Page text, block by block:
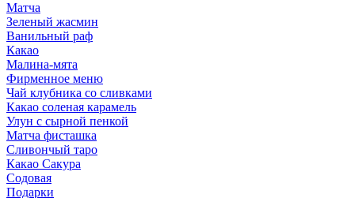
Матча
Зеленый жасмин
Ванильный раф
Какао
Малина-мята
Фирменное меню
Чай клубника со сливками
Какао соленая карамель
Улун с сырной пенкой
Матча фисташка
Сливончый таро
Какао Сакура
Содовая
Подарки